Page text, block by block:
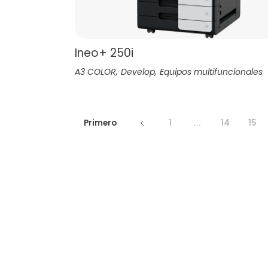
Ineo+ 250i
A3 COLOR, Develop, Equipos multifuncionales
Primero 1 ... 14 15